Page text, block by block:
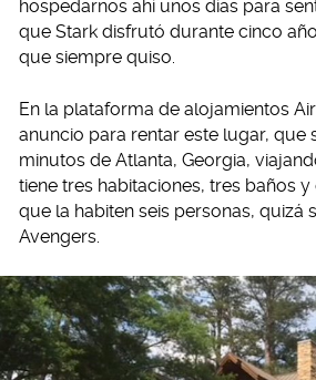
hospedarnos ahí unos días para
que Stark disfrutó durante cinco
que siempre quiso.
En la plataforma de alojamientos
anuncio para rentar este lugar, que
minutos de Atlanta, Georgia,
tiene tres habitaciones, tres baños
que la habiten seis personas, quizá
Avengers.